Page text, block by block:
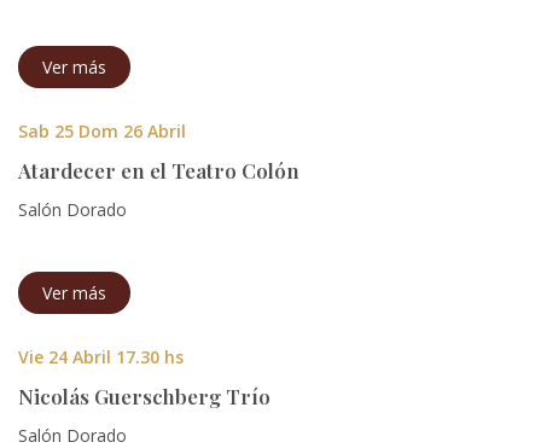
Ver más
Sab 25 Dom 26 Abril
Atardecer en el Teatro Colón
Salón Dorado
Ver más
Vie 24 Abril 17.30 hs
Nicolás Guerschberg Trío
Salón Dorado